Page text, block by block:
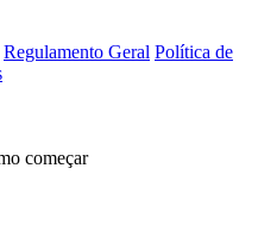
Regulamento Geral Política de